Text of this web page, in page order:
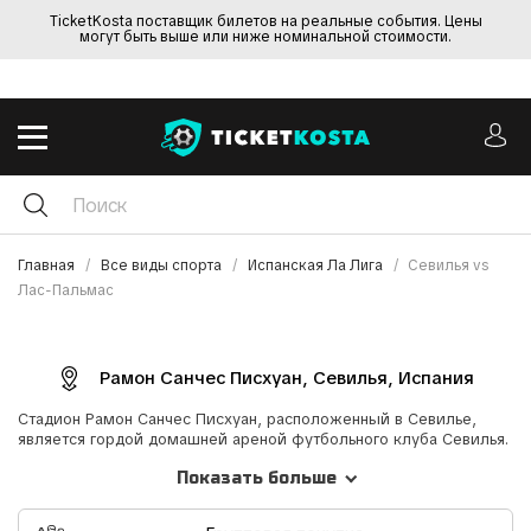
TicketKosta поставщик билетов на реальные события. Цены
могут быть выше или ниже номинальной стоимости.
Главная Все виды спорта Испанская Ла Лига
Севилья vs
Лас-Пальмас
Рамон Санчес Писхуан, Севилья, Испания
Стадион Рамон Санчес Писхуан, расположенный в Севилье,
является гордой домашней ареной футбольного клуба Севилья.
честь легендарного президента клуба Рамона Санчеса Писхуана,
захватывающие эмоции болельщикам Ла Лиги - как обычным
Показать больше